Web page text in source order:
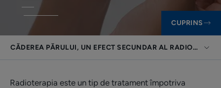
CUPRINS
CĂDEREA PĂRULUI, UN EFECT SECUNDAR AL
Radioterapia este un tip de tratament împotriva